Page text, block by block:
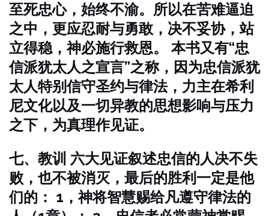
至死忠心，始终不渝。所以在苦难逼迫
之中，更应忍耐与勇敢，决不妥协，站
立得稳，神必施行救恩。
本书又有“忠
信派犹太人之宣言”之称，因为忠信派犹
太人特别信守圣约与律法，力主在希利
尼文化以及一切异教的思想影响与压力
之下，为真理作见证。
七、教训 六大见证叙述忠信的人决不失
败，也不被消灭，最后的胜利一定是他
们的： 1，神将智慧赐给凡遵守律法的